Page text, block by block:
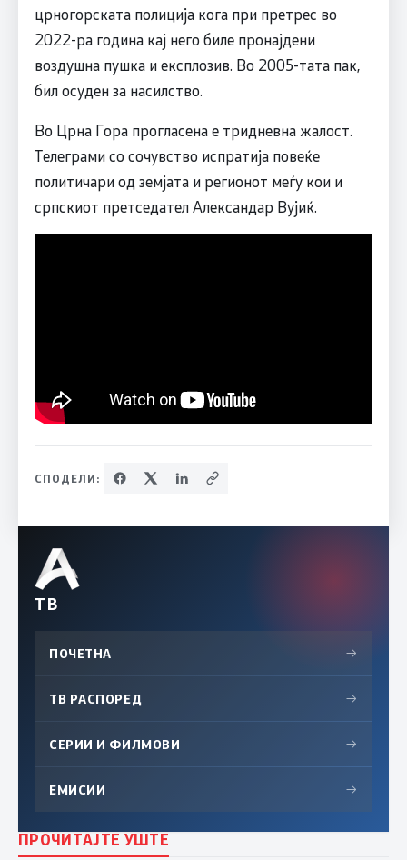
црногорската полиција кога при претрес во
2022-ра година кај него биле пронајдени
воздушна пушка и експлозив. Во 2005-тата пак,
бил осуден за насилство.
Во Црна Гора прогласена е тридневна жалост.
Телеграми со сочувство испратија повеќе
политичари од земјата и регионот меѓу кои и
српскиот претседател Александар Вујиќ.
СПОДЕЛИ:
ТВ
ПОЧЕТНА →
ТВ РАСПОРЕД →
СЕРИИ И ФИЛМОВИ →
ЕМИСИИ →
ПРОЧИТАЈТЕ УШТЕ